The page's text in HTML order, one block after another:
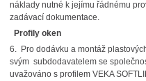
náklady nutné k jejímu řádnému
zadávací dokumentace.
Profily oken
6. Pro dodávku a montáž
svým subdodavatelem se
uvažováno s profilem VEKA